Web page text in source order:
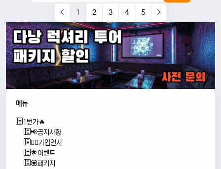
1 2 3 4 5
메뉴
1번가🔥
📢공지사항
🙇‍♂️가입인사
🌟이벤트
💟패키지